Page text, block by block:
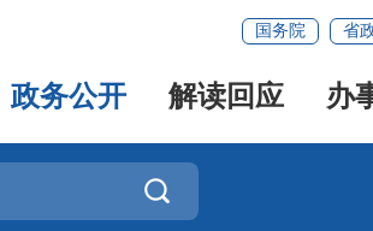
国务院 省
政务公开 解读回应 办
